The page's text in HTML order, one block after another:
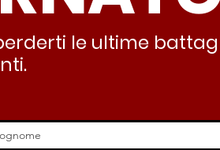
le ultime